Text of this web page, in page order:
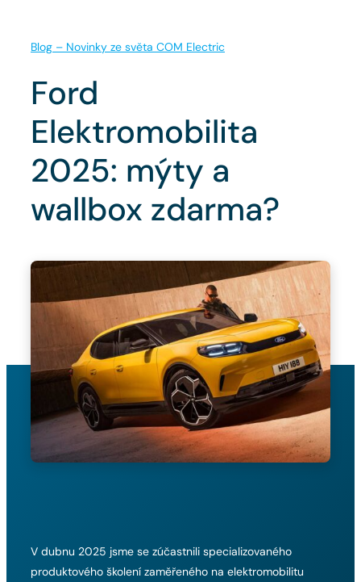
Blog – Novinky ze světa COM Electric
Ford
Elektromobilita
2025: mýty a
wallbox zdarma?
V dubnu 2025 jsme se zúčastnili specializovaného
produktového školení zaměřeného na elektromobilitu